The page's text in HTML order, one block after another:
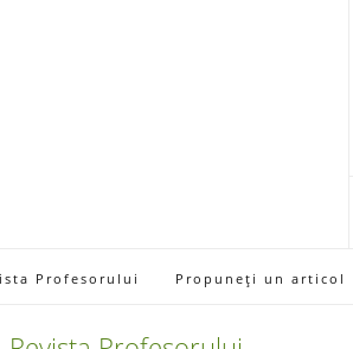
Profesorului Propuneți un articol